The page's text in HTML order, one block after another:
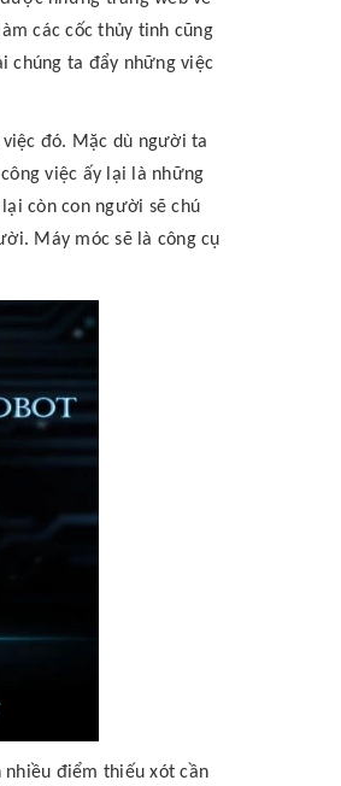
các cốc thủy tinh cũng
chúng ta đẩy những việc
đó. Mặc dù người ta
việc ấy lại là những
còn con người sẽ chú
Máy móc sẽ là công cụ
nhiều điểm thiếu xót cần